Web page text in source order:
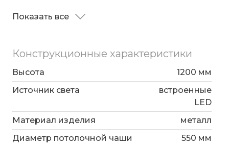
спальни, добавив нотку утонченности и стиля.
Благодаря гибким подвесам, можно легко
композицию.
Подвесной светильник Quarzo рассчитан на
площадь освещения 10 м². Источником света
служат SMD светодиоды с мощностью 50 Вт,
цветовая температурой 4000 К.
Показать все
Конструкционные характеристики
Высота
1200 мм
Источник света
встроенные
LED
Материал изделия
металл
Диаметр потолочной чаши
550 мм